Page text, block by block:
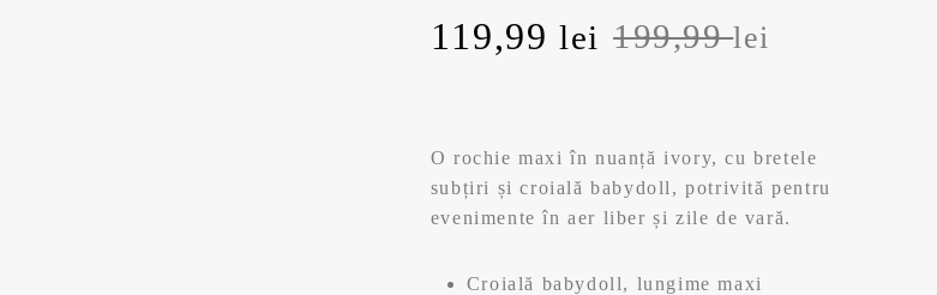
199,99lei
Prețul
a
fost:
119,99lei
Prețul
este:
119,99 lei.
O rochie maxi în nuanță ivory, cu bretele
subțiri și croială babydoll, potrivită pentru
evenimente în aer liber și zile de vară.
Croială babydoll, lungime maxi